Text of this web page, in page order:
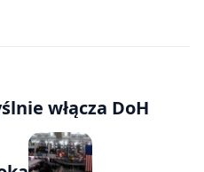
włącza DoH